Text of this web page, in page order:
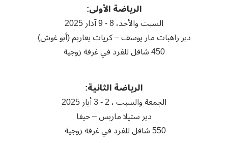
الرياضة الأولى:
السبت والأحد، 8 - 9 آذار 2025
دير راهبات مار يوسف – كريات يعاريم (أبو غوش)
450 شاقل للفرد في غرفة زوجية
الرياضة الثانية:
الجمعة والسبت ، 2 - 3 أيار 2025
دير ستيلا ماريس – حيفا
550 شاقل للفرد في غرفة زوجية